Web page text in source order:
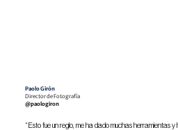
Paolo Girón
Director de Fotografía
@paologiron
“Esto fue un reglo, me ha dado muchas herramientas